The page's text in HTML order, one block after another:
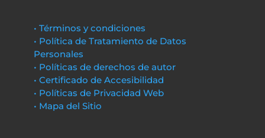
• Términos y condiciones
• Política de Tratamiento de Datos
Personales
• Políticas de derechos de autor
• Certificado de Accesibilidad
• Políticas de Privacidad Web
• Mapa del Sitio